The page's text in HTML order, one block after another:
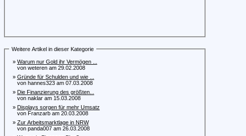
Weitere Artikel in dieser Kategorie
» Warum nur Gold ihr Vermögen ...
von weteren am 29.02.2008
» Gründe für Schulden und wie ...
von hannes323 am 07.03.2008
» Die Finanzierung des größten...
von naklar am 15.03.2008
» Displays sorgen für mehr Umsatz
von Franzarb am 20.03.2008
» Zur Arbeitsmarktlage in NRW
von panda007 am 26.03.2008